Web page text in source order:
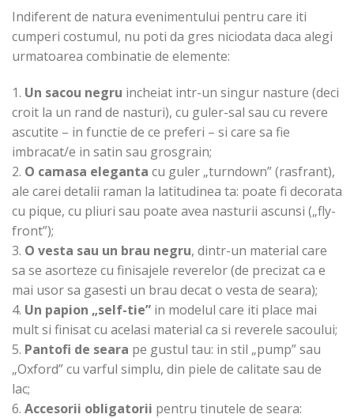
Indiferent de natura evenimentului pentru care iti
cumperi costumul, nu poti da gres niciodata daca alegi
urmatoarea combinatie de elemente:
1. Un sacou negru incheiat intr-un singur nasture (deci
croit la un rand de nasturi), cu guler-sal sau cu revere
ascutite – in functie de ce preferi – si care sa fie
imbracat/e in satin sau grosgrain;
2. O camasa eleganta cu guler „turndown” (rasfrant),
ale carei detalii raman la latitudinea ta: poate fi decorata
cu pique, cu pliuri sau poate avea nasturii ascunsi („fly-
front”);
3. O vesta sau un brau negru, dintr-un material care
sa se asorteze cu finisajele reverelor (de precizat ca e
mai usor sa gasesti un brau decat o vesta de seara);
4. Un papion „self-tie” in modelul care iti place mai
mult si finisat cu acelasi material ca si reverele sacoului;
5. Pantofi de seara pe gustul tau: in stil „pump” sau
„Oxford” cu varful simplu, din piele de calitate sau de
lac;
6. Accesorii obligatorii pentru tinutele de seara: